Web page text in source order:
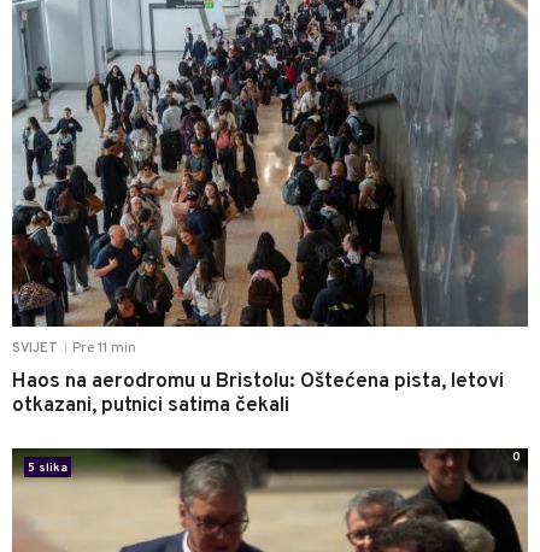
SVIJET Pre 11 min
Haos na aerodromu u Bristolu: Oštećena pista, letovi
otkazani, putnici satima čekali
5 slika
0